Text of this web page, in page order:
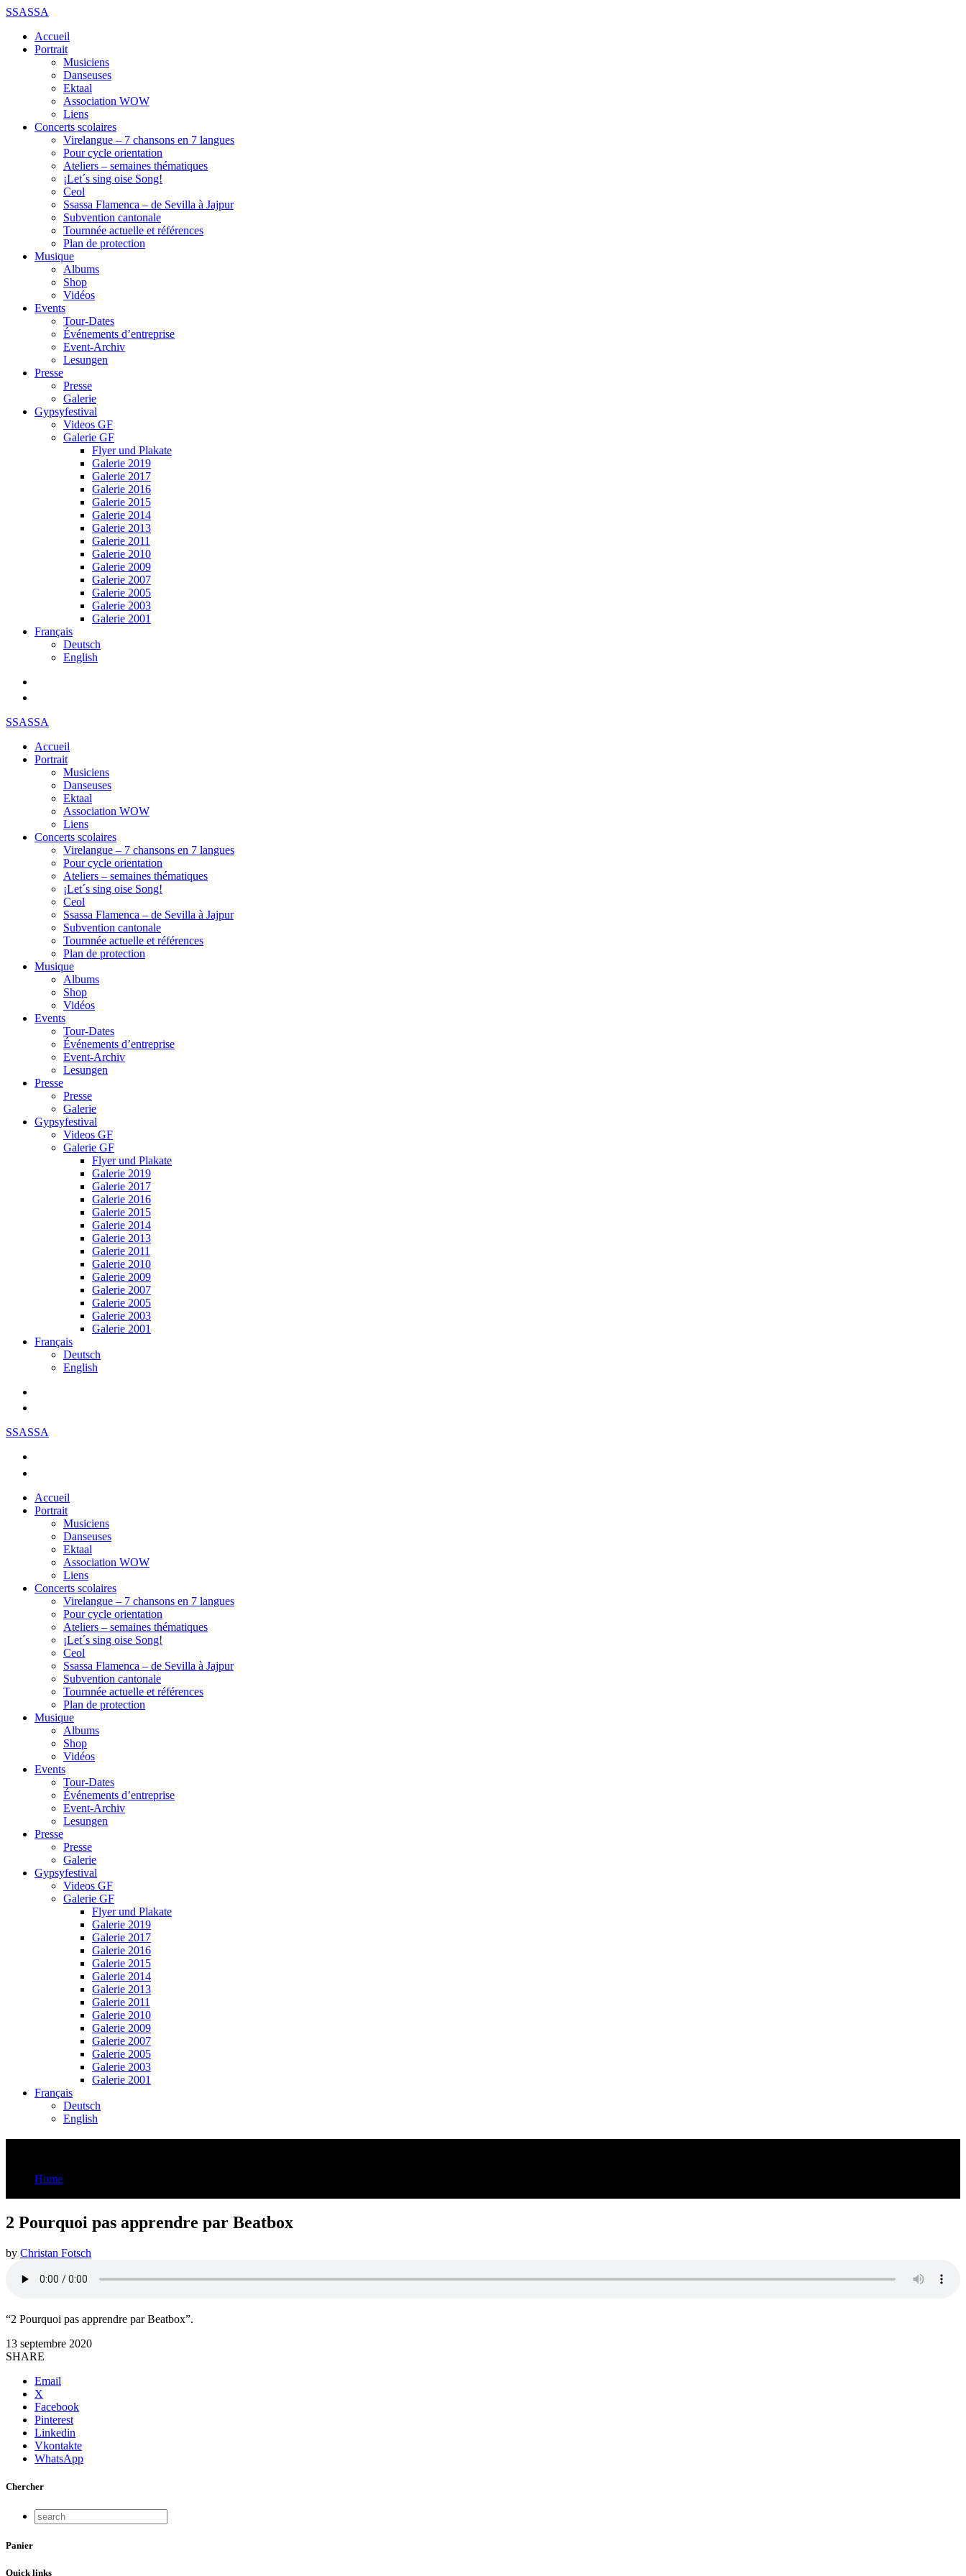
SSASSA
Accueil
Portrait
Musiciens
Danseuses
Ektaal
Association WOW
Liens
Concerts scolaires
Virelangue – 7 chansons en 7 langues
Pour cycle orientation
Ateliers – semaines thématiques
¡Let´s sing oise Song!
Ceol
Ssassa Flamenca – de Sevilla à Jajpur
Subvention cantonale
Tournnée actuelle et références
Plan de protection
Musique
Albums
Shop
Vidéos
Events
Tour-Dates
Événements d’entreprise
Event-Archiv
Lesungen
Presse
Presse
Galerie
Gypsyfestival
Videos GF
Galerie GF
Flyer und Plakate
Galerie 2019
Galerie 2017
Galerie 2016
Galerie 2015
Galerie 2014
Galerie 2013
Galerie 2011
Galerie 2010
Galerie 2009
Galerie 2007
Galerie 2005
Galerie 2003
Galerie 2001
Français
Deutsch
English
SSASSA
Accueil
Portrait
Musiciens
Danseuses
Ektaal
Association WOW
Liens
Concerts scolaires
Virelangue – 7 chansons en 7 langues
Pour cycle orientation
Ateliers – semaines thématiques
¡Let´s sing oise Song!
Ceol
Ssassa Flamenca – de Sevilla à Jajpur
Subvention cantonale
Tournnée actuelle et références
Plan de protection
Musique
Albums
Shop
Vidéos
Events
Tour-Dates
Événements d’entreprise
Event-Archiv
Lesungen
Presse
Presse
Galerie
Gypsyfestival
Videos GF
Galerie GF
Flyer und Plakate
Galerie 2019
Galerie 2017
Galerie 2016
Galerie 2015
Galerie 2014
Galerie 2013
Galerie 2011
Galerie 2010
Galerie 2009
Galerie 2007
Galerie 2005
Galerie 2003
Galerie 2001
Français
Deutsch
English
SSASSA
Accueil
Portrait
Musiciens
Danseuses
Ektaal
Association WOW
Liens
Concerts scolaires
Virelangue – 7 chansons en 7 langues
Pour cycle orientation
Ateliers – semaines thématiques
¡Let´s sing oise Song!
Ceol
Ssassa Flamenca – de Sevilla à Jajpur
Subvention cantonale
Tournnée actuelle et références
Plan de protection
Musique
Albums
Shop
Vidéos
Events
Tour-Dates
Événements d’entreprise
Event-Archiv
Lesungen
Presse
Presse
Galerie
Gypsyfestival
Videos GF
Galerie GF
Flyer und Plakate
Galerie 2019
Galerie 2017
Galerie 2016
Galerie 2015
Galerie 2014
Galerie 2013
Galerie 2011
Galerie 2010
Galerie 2009
Galerie 2007
Galerie 2005
Galerie 2003
Galerie 2001
Français
Deutsch
English
Home
2 Pourquoi pas apprendre par Beatbox
by Christan Fotsch
“2 Pourquoi pas apprendre par Beatbox”.
13 septembre 2020
SHARE
Email
X
Facebook
Pinterest
Linkedin
Vkontakte
WhatsApp
Chercher
Panier
Quick links